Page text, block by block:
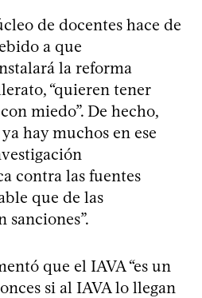
de docentes hace de
a que
la reforma
“quieren tener
miedo”. De hecho,
hay muchos en ese
contra las fuentes
que de las
sanciones”.
que el IAVA “es un
si al IAVA lo llegan